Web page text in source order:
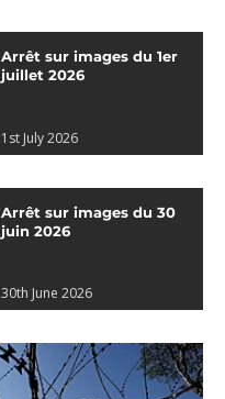
Arrêt sur images du 1er
juillet 2026
1st July 2026
Arrêt sur images du 30
juin 2026
30th June 2026